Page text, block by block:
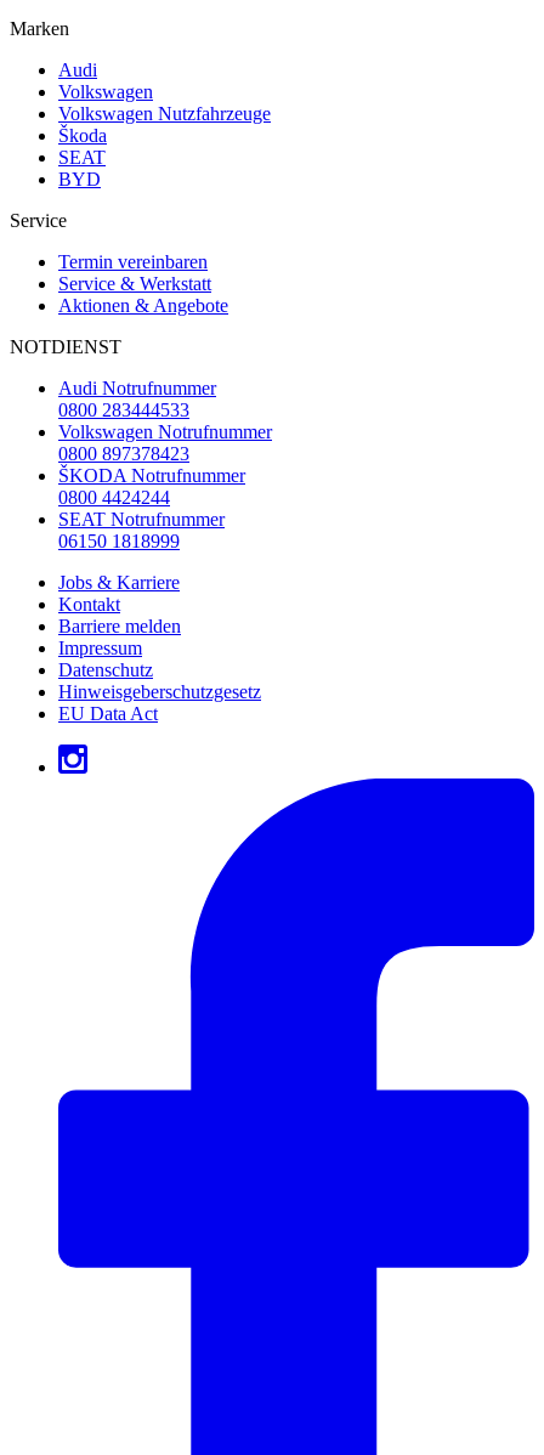
Marken
Audi
Volkswagen
Volkswagen Nutzfahrzeuge
Škoda
SEAT
BYD
Service
Termin vereinbaren
Service & Werkstatt
Aktionen & Angebote
NOTDIENST
Audi Notrufnummer
0800 283444533
Volkswagen Notrufnummer
0800 897378423
ŠKODA Notrufnummer
0800 4424244
SEAT Notrufnummer
06150 1818999
Jobs & Karriere
Kontakt
Barriere melden
Impressum
Datenschutz
Hinweisgeberschutzgesetz
EU Data Act